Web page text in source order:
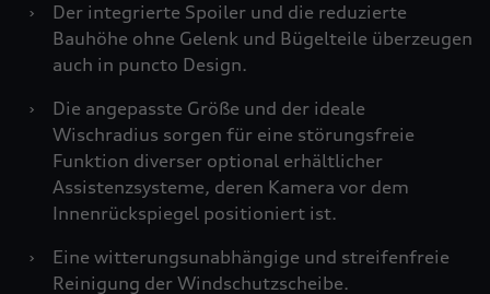
›
Der integrierte Spoiler und die reduzierte
Bauhöhe ohne Gelenk und Bügelteile überzeugen
auch in puncto Design.
›
Die angepasste Größe und der ideale
Wischradius sorgen für eine störungsfreie
Funktion diverser optional erhältlicher
Assistenzsysteme, deren Kamera vor dem
Innenrückspiegel positioniert ist.
›
Eine witterungsunabhängige und streifenfreie
Reinigung der Windschutzscheibe.